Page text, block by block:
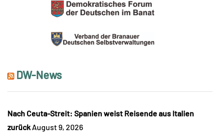
DW-News
Nach Ceuta-Streit: Spanien weist Reisende aus Italien
zurück August 9, 2026